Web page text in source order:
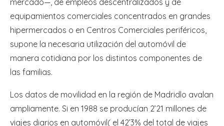
equipamientos comerciales concentrados en grandes
hipermercados o en Centros Comerciales periféricos,
supone la necesaria utilización del automóvil de
manera cotidiana por los distintos componentes de
las familias.
Los datos de movilidad en la región de Madridlo avalan
ampliamente. Si en 1988 se producían 2’21 millones de
viajes diarios en automóvil( el 42’3% del total de viajes